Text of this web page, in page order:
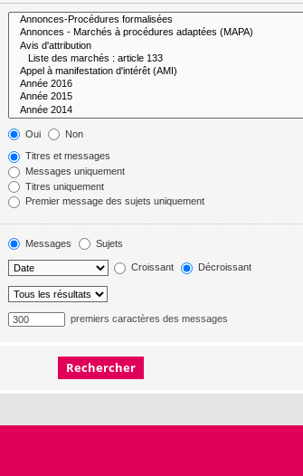
Oui Non
Titres et messages
Messages uniquement
Titres uniquement
Premier message des sujets uniquement
Messages Sujets
Croissant Décroissant
premiers caractères des messages